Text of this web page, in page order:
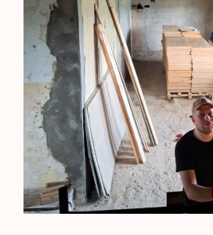
w
Krzywcu